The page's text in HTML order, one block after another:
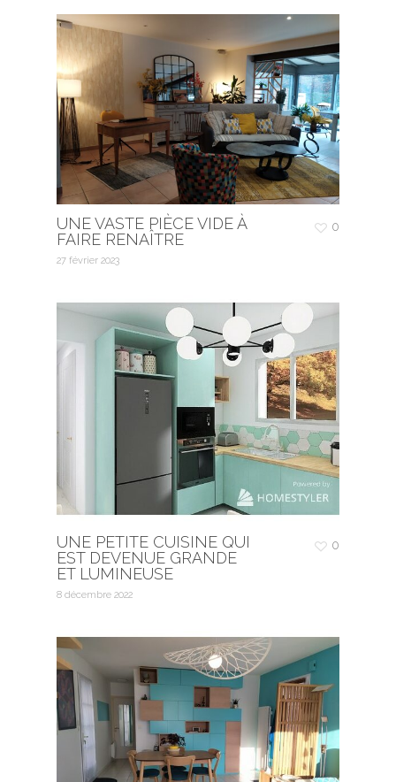
UNE VASTE PIÈCE VIDE À
FAIRE RENAÎTRE
27 février 2023
0
UNE PETITE CUISINE QUI
EST DEVENUE GRANDE
ET LUMINEUSE
8 décembre 2022
0